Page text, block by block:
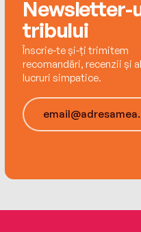
mentale.
Traducere de Walter
Editura Herald
ISBN 9786306550340
Newsletter-
tribului
Înscrie-te și-ți trimitem
recomandări, recenzii și
lucruri simpatice.